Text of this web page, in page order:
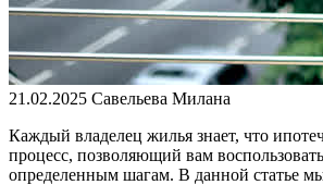
21.02.2025 Савельева Милана
Каждый владелец жилья знает, что
процесс, позволяющий вам
определенным шагам. В данной статье